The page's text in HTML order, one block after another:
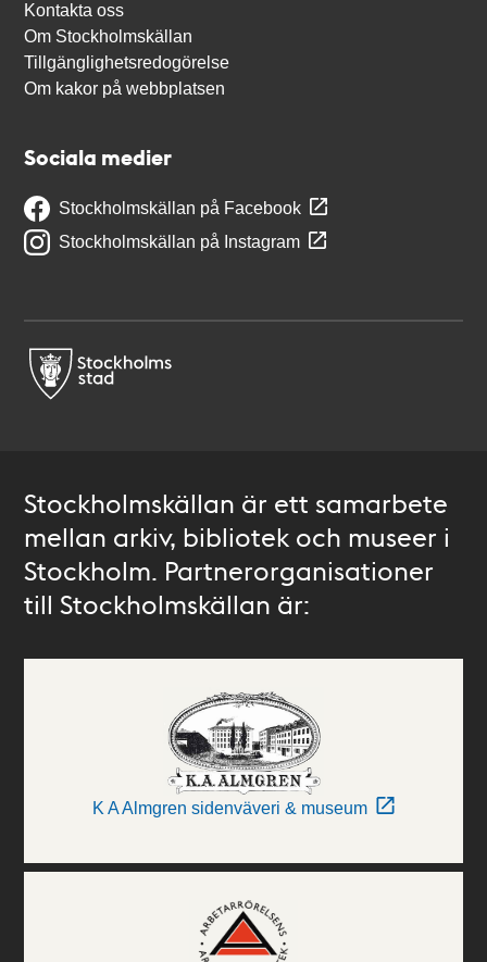
Kontakta oss
Om Stockholmskällan
Tillgänglighetsredogörelse
Om kakor på webbplatsen
Sociala medier
Stockholmskällan på Facebook
Stockholmskällan på Instagram
Stockholmskällan är ett samarbete
mellan arkiv, bibliotek och museer i
Stockholm. Partnerorganisationer
till Stockholmskällan är:
K A Almgren sidenväveri & museum